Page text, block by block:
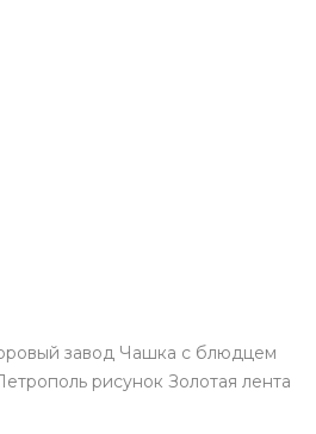
завод Чашка с блюдцем
рисунок Золотая лента